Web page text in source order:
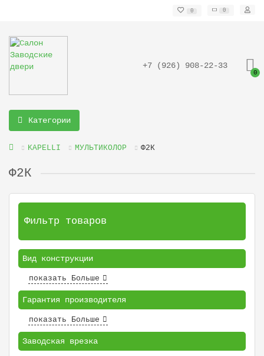
0 0
+7 (926) 908-22-33
0
Категории
KAPELLI МУЛЬТИКОЛОР Ф2К
Ф2К
Фильтр товаров
Вид конструкции
показать Больше
Гарантия производителя
показать Больше
Заводская врезка